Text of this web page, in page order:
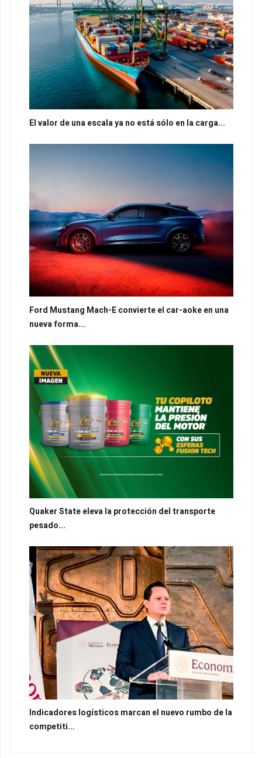
El valor de una escala ya no está sólo en la carga...
Ford Mustang Mach-E convierte el car-aoke en una
nueva forma...
Quaker State eleva la protección del transporte
pesado...
Indicadores logísticos marcan el nuevo rumbo de la
competiti...